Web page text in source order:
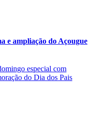
e ampliação do Açougue